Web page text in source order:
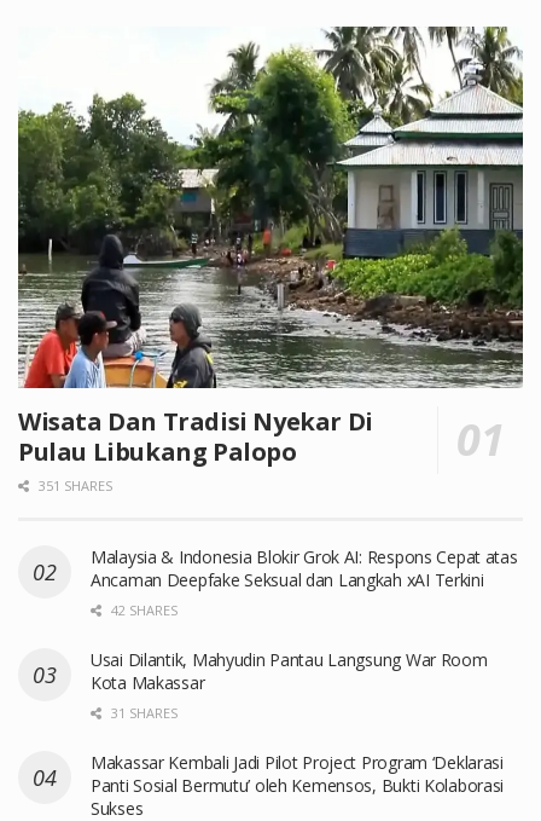
Wisata Dan Tradisi Nyekar Di
Pulau Libukang Palopo
351 SHARES
Malaysia & Indonesia Blokir Grok AI: Respons Cepat atas
Ancaman Deepfake Seksual dan Langkah xAI Terkini
42 SHARES
Usai Dilantik, Mahyudin Pantau Langsung War Room
Kota Makassar
31 SHARES
Makassar Kembali Jadi Pilot Project Program ‘Deklarasi
Panti Sosial Bermutu’ oleh Kemensos, Bukti Kolaborasi
Sukses